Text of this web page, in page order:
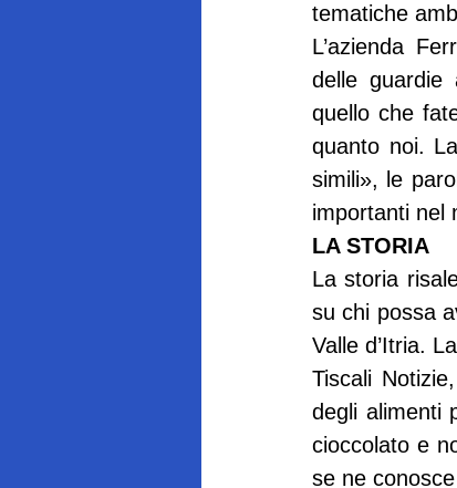
tematiche
L’azienda
delle guardie
quello che
quanto noi.
simili», le
importanti nel
LA STORIA
La storia
su chi possa
Valle d’Itria.
Tiscali
degli alimenti
cioccolato e
se ne